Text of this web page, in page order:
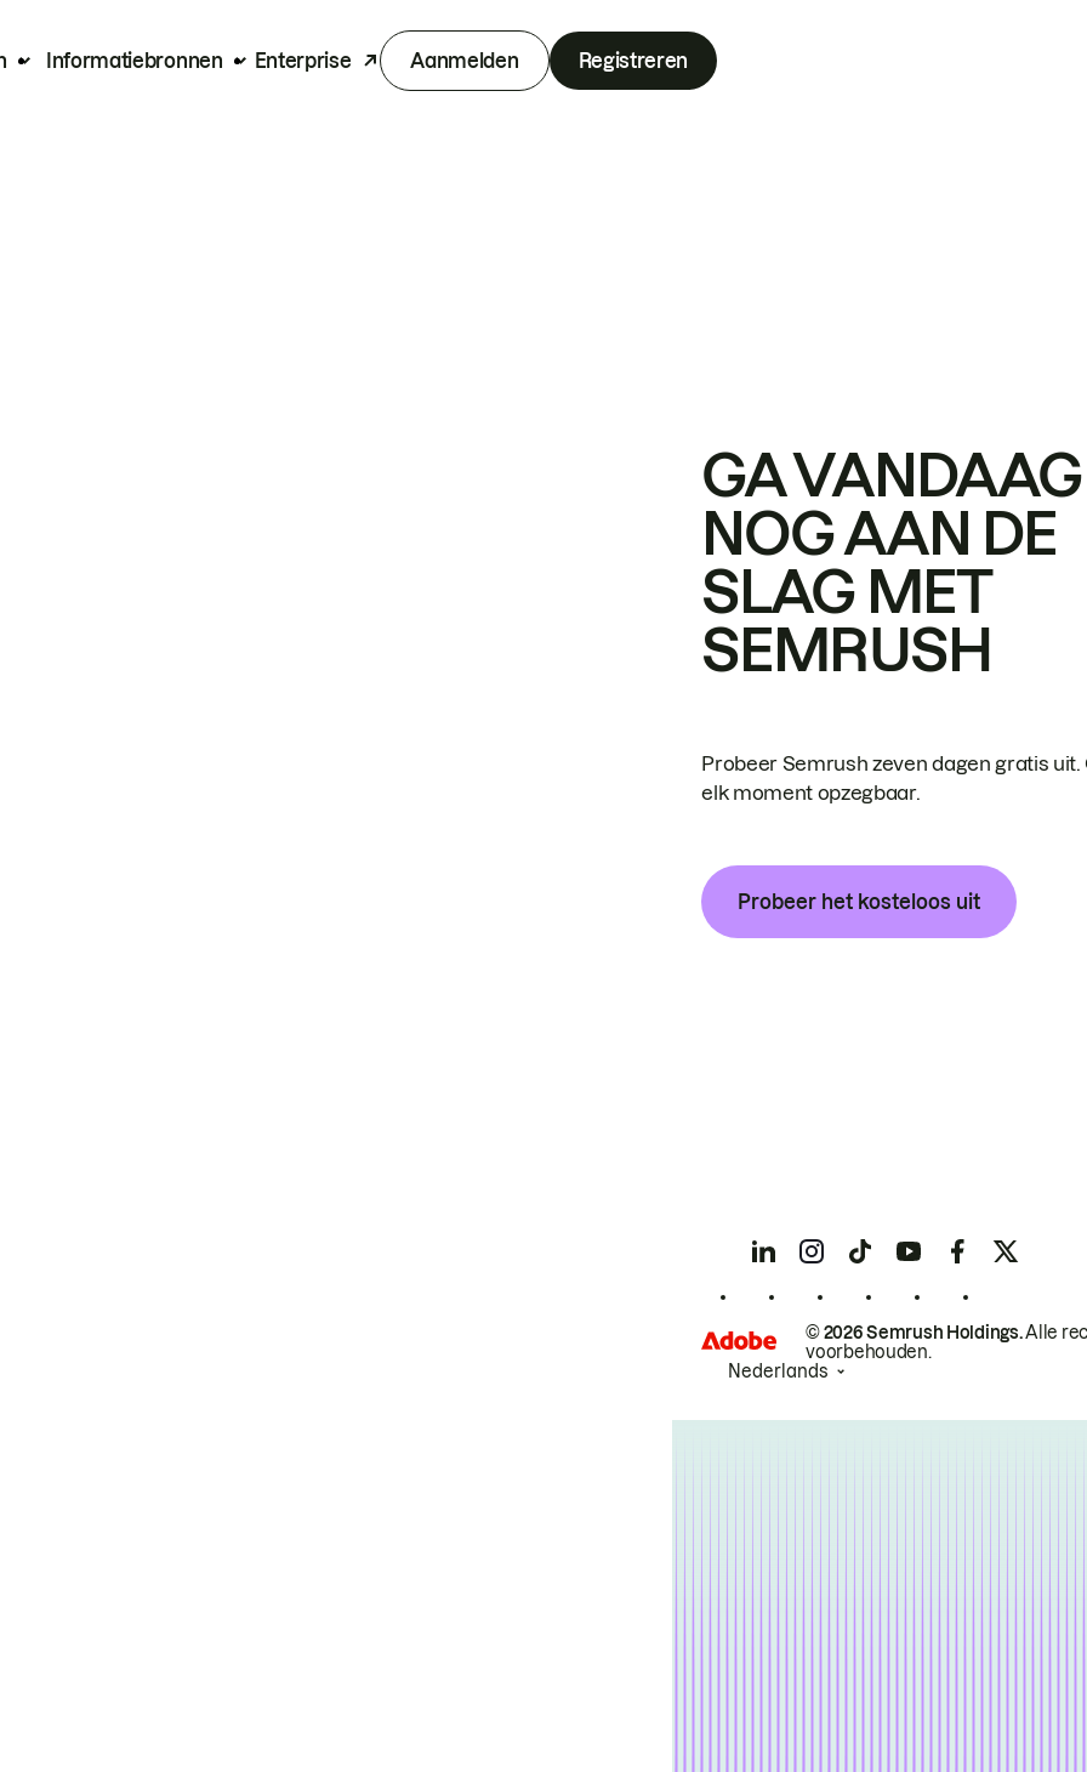
Informatiebronnen Enterprise Aanmelden Registreren
GA VANDAAG
NOG AAN DE
SLAG MET
SEMRUSH
Probeer Semrush zeven dagen gratis uit.
elk moment opzegbaar.
Probeer het kosteloos uit
© 2026 Semrush Holdings.Alle
voorbehouden.
Nederlands